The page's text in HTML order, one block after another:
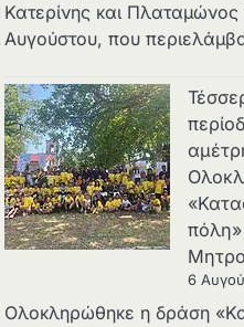
Κατερίνης και Πλαταμώνος
Αυγούστου, που
πόλη»
6
Ολοκληρώθηκε η δράση